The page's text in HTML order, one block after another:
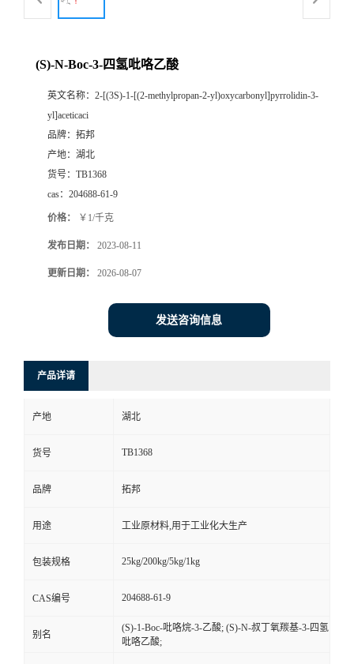
(S)-N-Boc-3-四氢吡咯乙酸
英文名称： 2-[(3S)-1-[(2-methylpropan-2-yl)oxycarbonyl]pyrrolidin-3-
yl]aceticaci
品牌： 拓邦
产地： 湖北
货号： TB1368
cas： 204688-61-9
价格： ￥1/千克
发布日期： 2023-08-11
更新日期： 2026-08-07
发送咨询信息
产品详请
产地 湖北
货号 TB1368
品牌 拓邦
用途 工业原材料,用于工业化大生产
包装规格 25kg/200kg/5kg/1kg
CAS编号 204688-61-9
别名
(S)-1-Boc-吡咯烷-3-乙酸; (S)-N-叔丁氧羰基-3-四氢
吡咯乙酸;